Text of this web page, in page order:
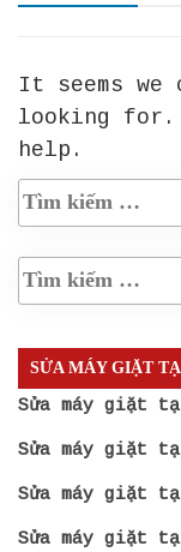
It seems we
looking for.
help.
SỬA MÁY GIẶT
Sửa máy giặt
Sửa máy giặt
Sửa máy giặt
Sửa máy giặt